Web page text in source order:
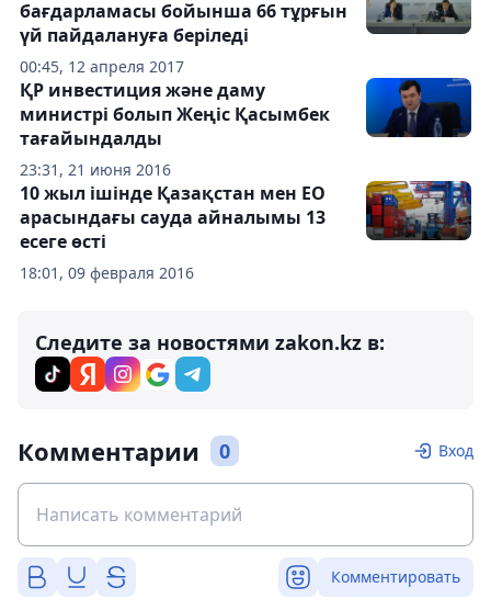
00:45, 12 апреля 2017
бағдарламасы бойынша 66 тұрғын
үй пайдалануға беріледі
23:31, 21 июня 2016
ҚР инвестиция және даму
министрі болып Жеңіс Қасымбек
тағайындалды
18:01, 09 февраля 2016
10 жыл ішінде Қазақстан мен ЕО
арасындағы сауда айналымы 13
есеге өсті
Следите за новостями zakon.kz в:
Комментарии 0 Вход
Комментировать